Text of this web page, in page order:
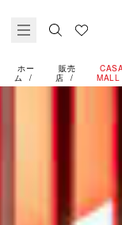
ホー
ム
販売
店
MALL‬